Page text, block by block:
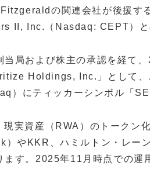
の関連会社が後援す
II, Inc.（Nasdaq: CEPT）と
当局および株主の承認を経て
Holdings, Inc.」として、
）にティッカーシンボル「
実資産（RWA）のトークン
）やKKR、ハミルトン・レー
ます。2025年11月時点での運